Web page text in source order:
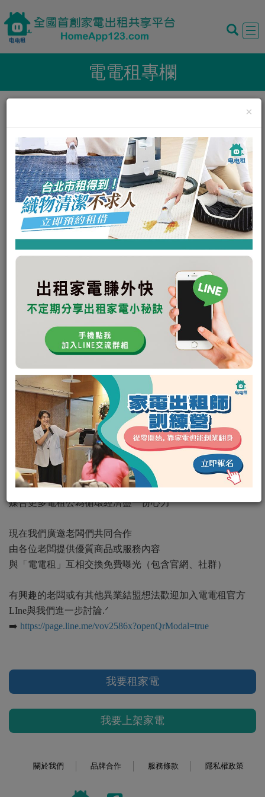
電電租專欄
最新消息
2024-07-19
電電租募集中小企業主
你們知道嗎？
電電租前一年進站官網的人次已達6萬
近一年使用人數更來到7.7萬.ᐟ直接上升28% .ᐟ
感謝電粉們的支持⍢
在未花費任何廣告費的情況下
電電租使用人數年年成長.ᐟ
媒合更多電租公為循環經濟盡一份心力
現在我們廣邀老闆們共同合作
由各位老闆提供優質商品或服務內容
與「電電租」互相交換免費曝光（包含官網、社群）
有興趣的老闆或有其他異業結盟想法歡迎加入電電租官方
LIne與我們進一步討論.ᐟ
➡️ https://page.line.me/vov2586x?openQrModal=true
我要租家電
我要上架家電
×
關於我們 品牌合作 服務條款 隱私權政策